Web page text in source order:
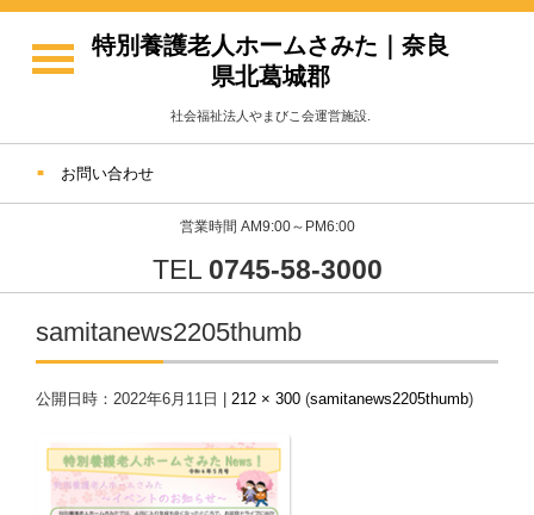
特別養護老人ホームさみた｜奈良
県北葛城郡
社会福祉法人やまびこ会運営施設.
お問い合わせ
営業時間 AM9:00～PM6:00
TEL 0745-58-3000
samitanews2205thumb
公開日時： 2022年6月11日 212 × 300 (samitanews2205thumb)